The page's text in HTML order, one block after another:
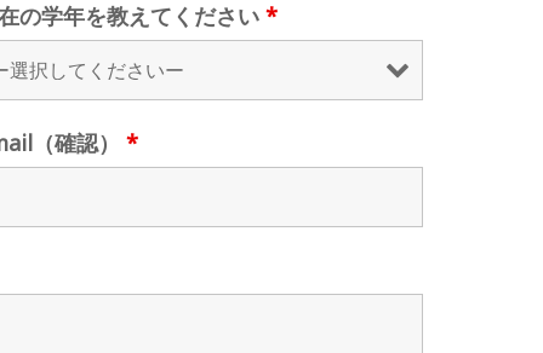
の学年を教えてください*
（確認）*